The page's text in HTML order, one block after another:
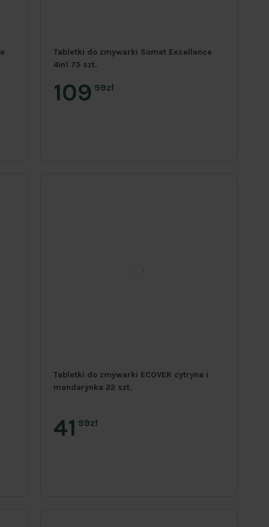
Tabletki do zmywarki Somat Excellence
4in1 75 szt.
109 99zł
Tabletki do zmywarki ECOVER cytryna i
mandarynka 22 szt.
41 99zł